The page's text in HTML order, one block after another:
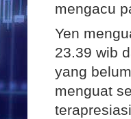
mengacu
Yen
23.39 wib
yang
menguat